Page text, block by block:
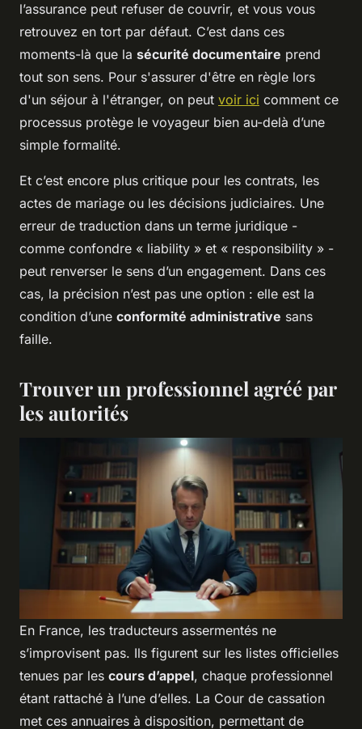
l’assurance peut refuser de couvrir, et vous vous
retrouvez en tort par défaut. C’est dans ces
moments-là que la sécurité documentaire prend
tout son sens. Pour s'assurer d'être en règle lors
d'un séjour à l'étranger, on peut voir ici comment ce
processus protège le voyageur bien au-delà d’une
simple formalité.
Et c’est encore plus critique pour les contrats, les
actes de mariage ou les décisions judiciaires. Une
erreur de traduction dans un terme juridique -
comme confondre « liability » et « responsibility » -
peut renverser le sens d’un engagement. Dans ces
cas, la précision n’est pas une option : elle est la
condition d’une conformité administrative sans
faille.
Trouver un professionnel agréé par
les autorités
En France, les traducteurs assermentés ne
s’improvisent pas. Ils figurent sur les listes officielles
tenues par les cours d’appel, chaque professionnel
étant rattaché à l’une d’elles. La Cour de cassation
met ces annuaires à disposition, permettant de